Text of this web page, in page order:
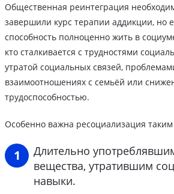
Общественная реинтеграция
завершили курс терапии аддикции, но
способность полноценно жить в
кто сталкивается с трудностями
утратой социальных связей,
взаимоотношениях с семьёй или
трудоспособностью.
Особенно важна ресоциализация
Длительно
вещества, утратившим
навыки.